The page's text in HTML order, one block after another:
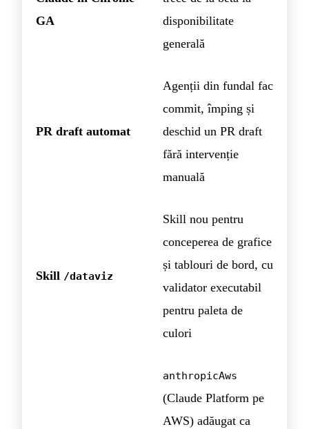
GA
disponibilitate
generală
PR draft automat
Agenții din fundal fac
commit, împing și
deschid un PR draft
fără intervenție
manuală
Skill /dataviz
Skill nou pentru
conceperea de grafice
și tablouri de bord, cu
validator executabil
pentru paleta de
culori
anthropicAws
(Claude Platform pe
AWS) adăugat ca